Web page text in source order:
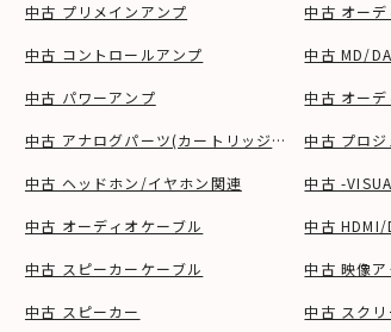
中古 プリメインアンプ
中古 コントロールアンプ
中古 パワーアンプ
中古 アナログパーツ(カートリッジ、シェル等)
中古 ヘッドホン/イヤホン関連
中古 オーディオケーブル
中古 スピーカーケーブル
中古 スピーカー
中古 オー
中古 MD/
中古 オー
中古 プロジ
中古 -
中古 HDMI/
中古 映像
中古 スクリ